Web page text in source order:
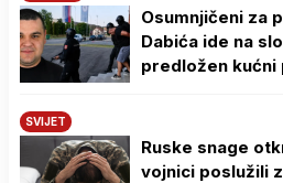
Osumnjičeni za
Dabića ide na
predložen
SVIJET
Ruske snage
vojnici poslužili